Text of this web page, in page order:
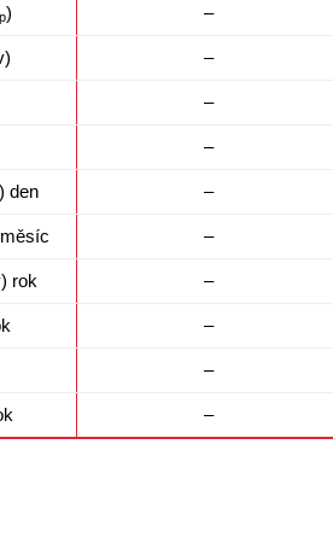
p) –
–
–
–
den –
–
rok –
–
–
–